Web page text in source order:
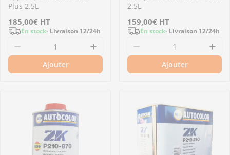
Plus 2.5L
Prix
régulier
185,00€ HT
En stock- Livraison 12/24h
Diminuer la quantité pour P210-8815 -
Augmenter la quantité pour
Ajouter
2.5L
Prix
régulier
159,00€ HT
En stock- Livraison 12/24h
Diminuer la quantité
Ajouter